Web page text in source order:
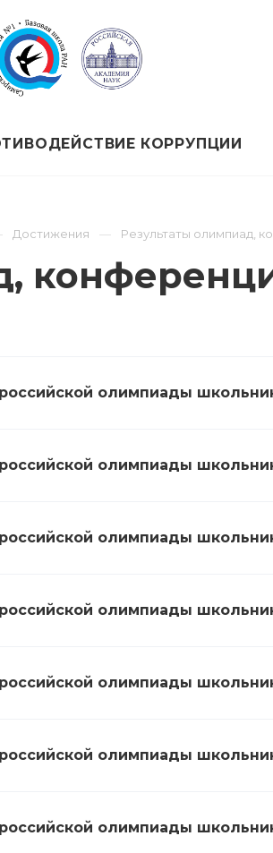
КОРРУПЦИИ
Достижения Результаты олимпиад,
олимпиады
олимпиады
олимпиады
олимпиады
олимпиады
олимпиады
олимпиады